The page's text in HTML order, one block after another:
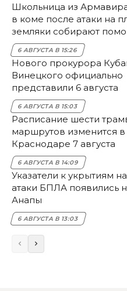
Школьница из
в коме после атаки на
земляки собирают
6 АВГУСТА В 15:26
Нового прокурора
Винецкого официально
представили 6 августа
6 АВГУСТА В 15:03
Расписание шести
маршрутов изменится в
Краснодаре 7 августа
6 АВГУСТА В 14:09
Указатели к укрытиям
атаки БПЛА появились
Анапы
6 АВГУСТА В 13:03